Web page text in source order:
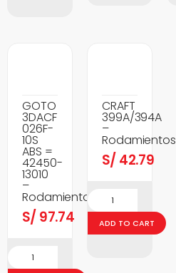
GOTO
3DACF
026F-
10S
ABS =
42450-
13010
–
Rodamientos
S/ 97.74
CRAFT
399A/394A
–
Rodamientos
S/ 42.79
ADD TO CART